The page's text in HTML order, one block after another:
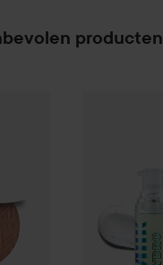
producten